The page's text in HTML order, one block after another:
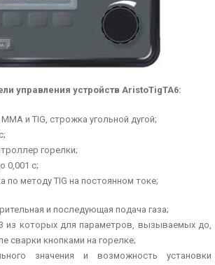
управления устройств AristoTigTA6:
и TIG, строжка угольной дугой;
горелки;
0,001 с;
по методу TIG на постоянном токе;
и последующая подача газа;
из которых для параметров, вызываемых до,
сварки кнопками на горелке;
значения и возможность установки